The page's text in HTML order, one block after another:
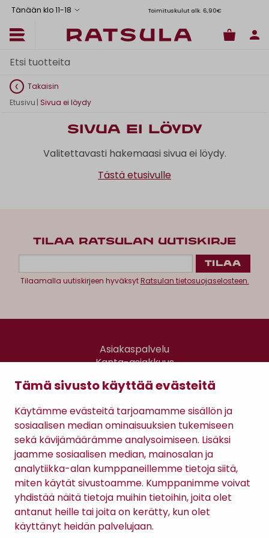
Tämä sivusto käyttää evästeitä
Käytämme evästeitä tarjoamamme sisällön ja
sosiaalisen median ominaisuuksien tukemiseen
sekä kävijämäärämme analysoimiseen. Lisäksi
jaamme sosiaalisen median, mainosalan ja
analytiikka-alan kumppaneillemme tietoja siitä,
miten käytät sivustoamme. Kumppanimme voivat
yhdistää näitä tietoja muihin tietoihin, joita olet
antanut heille tai joita on kerätty, kun olet
käyttänyt heidän palvelujaan.
Tänään klo 11-18 Toimituskulut alk. 6,90€
Takaisin
Etusivu | Sivua ei löydy
Sivua ei löydy
Valitettavasti hakemaasi sivua ei löydy.
Tästä etusivulle
TILAA RATSULAN UUTISKIRJE
Tilaamalla uutiskirjeen hyväksytRatsulan tietosuojaselosteen.
Asiakaspalvelu
Kanta-asiakkuus
Gomee Ratsula Café
Sopimusehdot
Tietosuojaseloste
Maksutavat